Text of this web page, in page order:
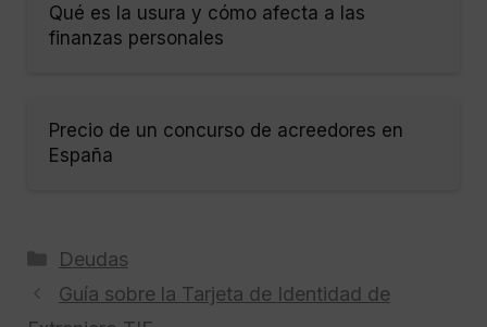
Qué es la usura y cómo afecta a las
finanzas personales
Precio de un concurso de acreedores en
España
Categorías
Deudas
Guía sobre la Tarjeta de Identidad de